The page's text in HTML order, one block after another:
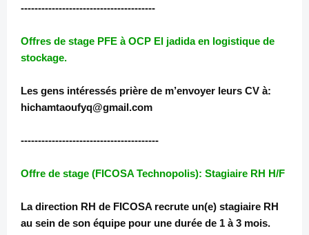
---------------------------------------
Offres de stage PFE à OCP El jadida en logistique de
stockage.
Les gens intéressés prière de m’envoyer leurs CV à:
hichamtaoufyq@gmail.com
----------------------------------------
Offre de stage (FICOSA Technopolis): Stagiaire RH H/F
La direction RH de FICOSA recrute un(e) stagiaire RH
au sein de son équipe pour une durée de 1 à 3 mois.